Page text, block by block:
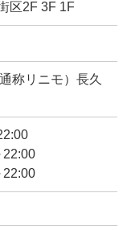
区2F 3F 1F
称リニモ）長久
22:00
22:00